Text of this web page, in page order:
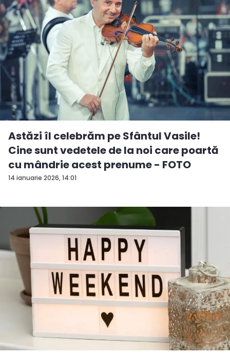
14 ianuarie 2026, 14:01
Astăzi îl celebrăm pe Sfântul Vasile!
Cine sunt vedetele de la noi care poartă
cu mândrie acest prenume - FOTO